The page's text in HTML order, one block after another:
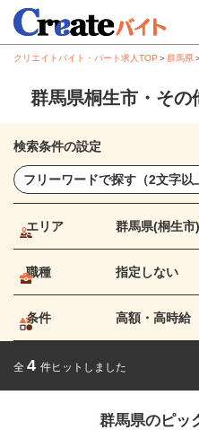
クリエイトバイト・パート求人TOP ＞群馬県
群馬県桐生市・その
検索条件の設定
エリア 群馬県(桐生市)
職種 指定しない
条件 高額・高時給
全 4 件ヒットしました
群馬県のピッ